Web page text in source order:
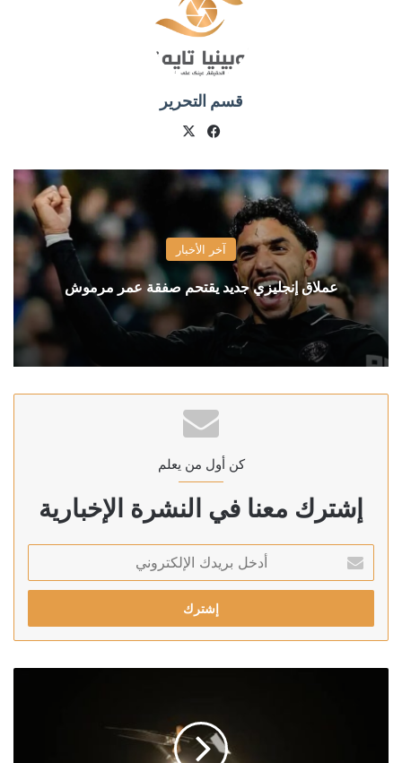
قسم التحرير
فيسبوك
آخر الأخبار
عملاق إنجليزي جديد يقتحم صفقة عمر مرموش
كن أول من يعلم
إشترك معنا في النشرة الإخبارية
بريدك
الإلكتروني